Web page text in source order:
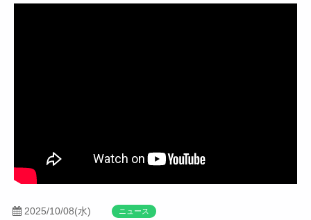
2025/10/08(水) ニュース